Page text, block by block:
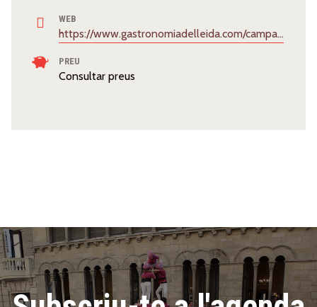
WEB
https://www.gastronomiadelleida.com/campanya/porcpassio-2024/
PREU
Consultar preus